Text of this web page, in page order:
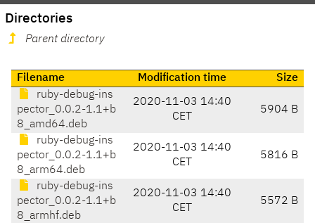
Directories
Parent directory
Filename Modification time
Size
ruby-debug-ins
pector_0.0.2-1.1+b
8_amd64.deb
2020-11-03 14:40
CET
5904 B
ruby-debug-ins
pector_0.0.2-1.1+b
8_arm64.deb
2020-11-03 14:40
CET
5816 B
ruby-debug-ins
pector_0.0.2-1.1+b
8_armhf.deb
2020-11-03 14:40
CET
5572 B